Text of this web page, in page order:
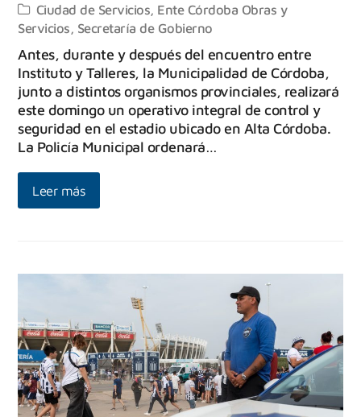
Ciudad de Servicios Ente Córdoba Obras y
Servicios Secretaría de Gobierno
Antes, durante y después del encuentro entre
Instituto y Talleres, la Municipalidad de Córdoba,
junto a distintos organismos provinciales, realizará
este domingo un operativo integral de control y
seguridad en el estadio ubicado en Alta Córdoba.
La Policía Municipal ordenará…
Leer más